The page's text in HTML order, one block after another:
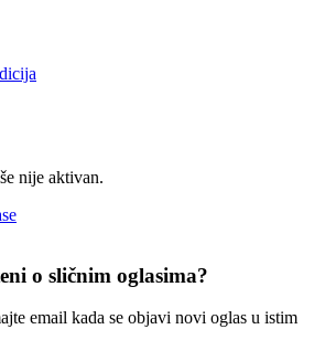
nije aktivan.
o sličnim oglasima?
email kada se objavi novi oglas u istim